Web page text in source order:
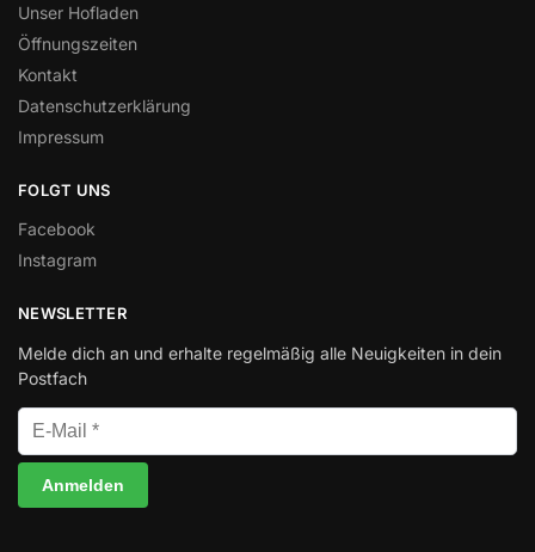
Unser Hofladen
Öffnungszeiten
Kontakt
Datenschutzerklärung
Impressum
FOLGT UNS
Facebook
Instagram
NEWSLETTER
Melde dich an und erhalte regelmäßig alle Neuigkeiten in dein
Postfach